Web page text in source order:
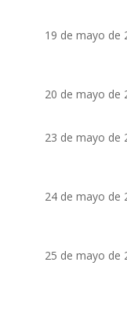
19 de mayo de
20 de mayo de
23 de mayo de
24 de mayo de
25 de mayo de